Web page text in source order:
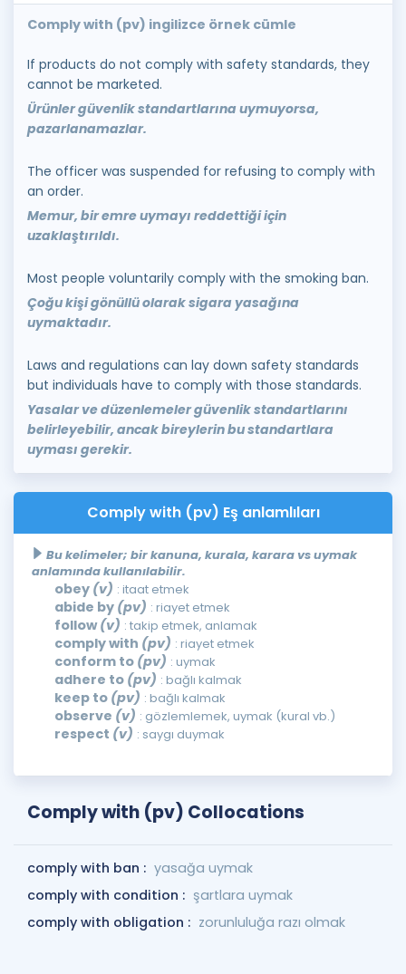
Comply with (pv) ingilizce örnek cümle
If products do not comply with safety standards, they
cannot be marketed.
Ürünler güvenlik standartlarına uymuyorsa,
pazarlanamazlar.
The officer was suspended for refusing to comply with
an order.
Memur, bir emre uymayı reddettiği için
uzaklaştırıldı.
Most people voluntarily comply with the smoking ban.
Çoğu kişi gönüllü olarak sigara yasağına
uymaktadır.
Laws and regulations can lay down safety standards
but individuals have to comply with those standards.
Yasalar ve düzenlemeler güvenlik standartlarını
belirleyebilir, ancak bireylerin bu standartlara
uyması gerekir.
Comply with (pv) Eş anlamlıları
Bu kelimeler; bir kanuna, kurala, karara vs uymak
anlamında kullanılabilir.
obey (v) : itaat etmek
abide by (pv) : riayet etmek
follow(v) : takip etmek, anlamak
comply with (pv) : riayet etmek
conform to (pv) : uymak
adhere to (pv) : bağlı kalmak
keep to (pv) : bağlı kalmak
observe (v) : gözlemlemek, uymak (kural vb.)
respect (v) : saygı duymak
Comply with (pv) Collocations
comply with ban : yasağa uymak
comply with condition : şartlara uymak
comply with obligation : zorunluluğa razı olmak